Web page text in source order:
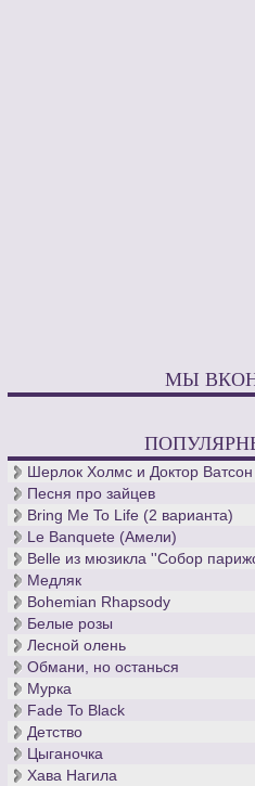
МЫ
Шерлок Холмс и Доктор Ватсон
Песня про зайцев
Bring Me To Life (2 варианта)
Le Banquete (Амели)
Belle из мюзикла ''Собор
Медляк
Bohemian Rhapsody
Белые розы
Лесной олень
Обмани, но останься
Мурка
Fade To Black
Детство
Цыганочка
Хава Нагила